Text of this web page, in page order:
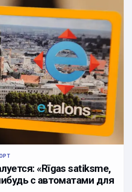
«Rīgas satiksme,
с автоматами для